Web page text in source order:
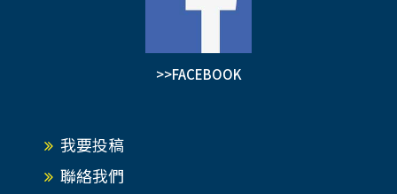
>>FACEBOOK
我要投稿
聯絡我們